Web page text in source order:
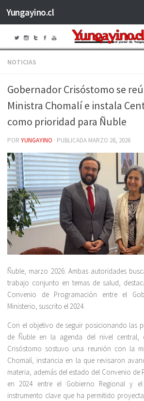
Saltar al contenido
Yungayino.cl
NOTICIAS
Gobernador Crisóstomo se
Ministra Chomalí e instala
como prioridad para Ñuble
POR YUNGAYINO · PUBLICADA MARZO 28, 2026
Ñuble, marzo 2026: Ambas autoridades
trabajo conjunto en temas de salud,
Convenio de Programación entre el
Ministerio, suscrito el 2024.
Con el objetivo de seguir posicionando las
de Ñuble en la agenda del nivel central,
Crisóstomo sostuvo una reunión con la
Chomalí, instancia en la que revisaron
materia, además del estado del Convenio
en 2024 entre el Gobierno Regional y
instrumento clave que ha permitido